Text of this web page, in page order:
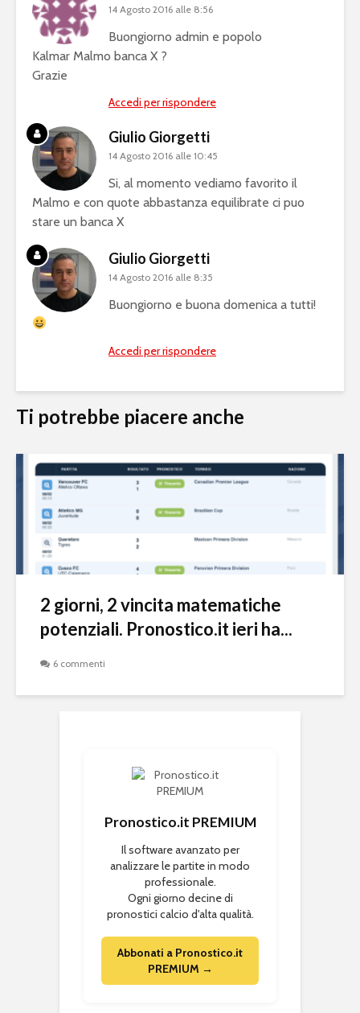
14 Agosto 2016 alle 8:56
Buongiorno admin e popolo
Kalmar Malmo banca X ?
Grazie
Accedi per rispondere
Giulio Giorgetti
14 Agosto 2016 alle 10:45
Si, al momento vediamo favorito il
Malmo e con quote abbastanza equilibrate ci puo
stare un banca X
Giulio Giorgetti
14 Agosto 2016 alle 8:35
Buongiorno e buona domenica a tutti!
Accedi per rispondere
Ti potrebbe piacere anche
2 giorni, 2 vincita matematiche
potenziali. Pronostico.it ieri ha...
6 commenti
Pronostico.it PREMIUM
Il software avanzato per
analizzare le partite in modo
professionale.
Ogni giorno decine di
pronostici calcio d'alta qualità.
Abbonati a Pronostico.it
PREMIUM →